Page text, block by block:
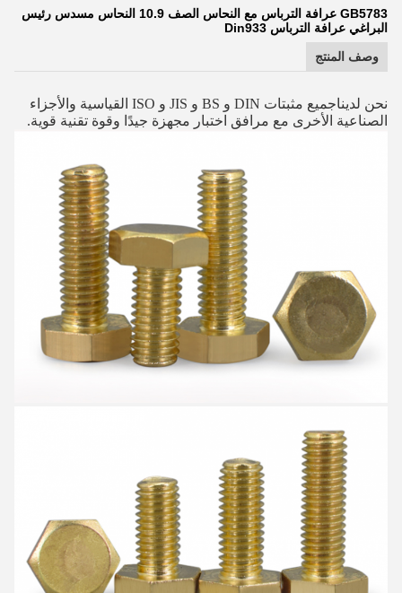
GB5783 عرافة الترباس مع النحاس الصف 10.9 النحاس مسدس رئيس
البراغي عرافة الترباس Din933
وصف المنتج
نحن لدينا
جميع مثبتات DIN و BS و JIS و ISO القياسية والأجزاء
الصناعية الأخرى مع مرافق اختبار مجهزة جيدًا وقوة تقنية قوية.